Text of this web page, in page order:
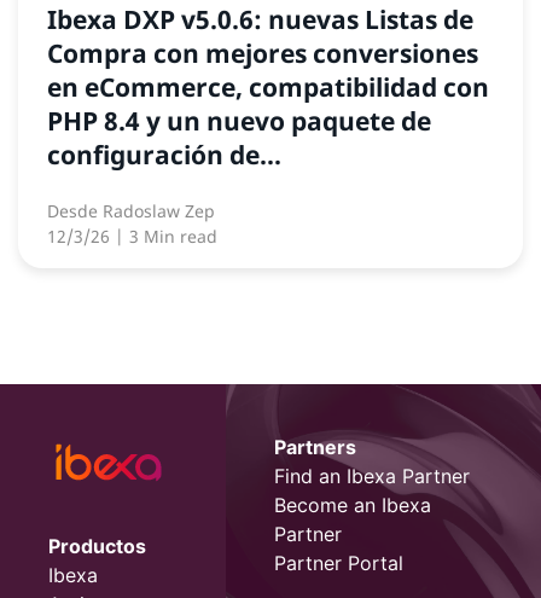
Ibexa DXP v5.0.6: nuevas Listas de
Compra con mejores conversiones
en eCommerce, compatibilidad con
PHP 8.4 y un nuevo paquete de
configuración de...
Desde Radoslaw Zep
12/3/26 | 3 Min read